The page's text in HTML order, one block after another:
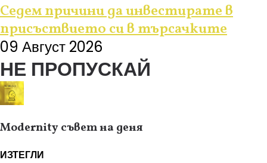
Седем причини да инвестирате в
присъствието си в търсачките
09 Август 2026
НЕ ПРОПУСКАЙ
Modernity съвет на деня
ИЗТЕГЛИ